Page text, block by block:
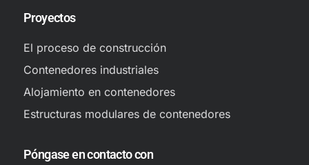
Proyectos
El proceso de construcción
Contenedores industriales
Alojamiento en contenedores
Estructuras modulares de contenedores
Póngase en contacto con